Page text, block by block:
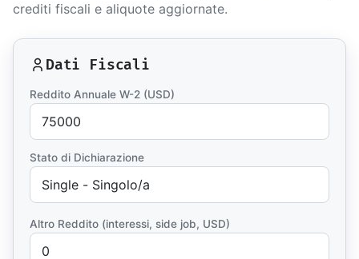
crediti fiscali e aliquote aggiornate.
Dati Fiscali
Reddito Annuale W-2 (USD)
Stato di Dichiarazione
Altro Reddito (interessi, side job, USD)